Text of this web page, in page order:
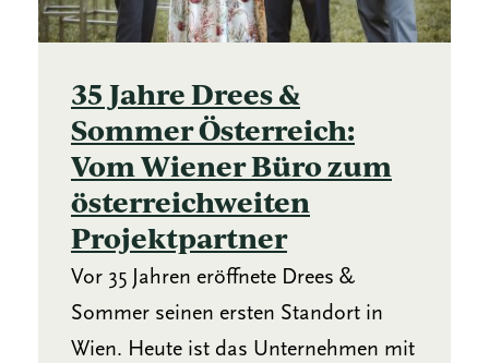
35 Jahre Drees &
Sommer Österreich:
Vom Wiener Büro zum
österreichweiten
Projektpartner
Vor 35 Jahren eröffnete Drees &
Sommer seinen ersten Standort in
Wien. Heute ist das Unternehmen mit